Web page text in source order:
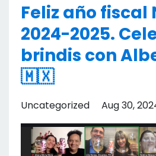
Feliz año fiscal
2024-2025.
brindis con
🇲🇽
Uncategorized Aug 30,